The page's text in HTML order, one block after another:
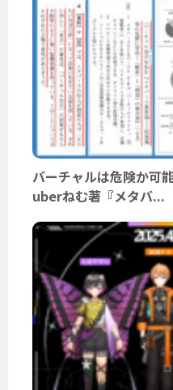
バーチャルは危険か可
uberねむ著『メタバ...